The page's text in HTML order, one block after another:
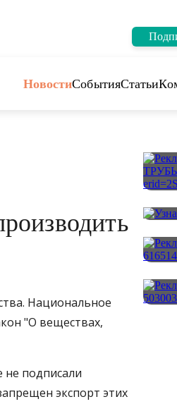
НовостиСобытияСтатьи
Национальное
"О веществах,
подписали
экспорт этих